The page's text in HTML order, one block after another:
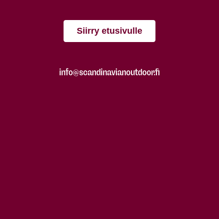
Siirry etusivulle
info@scandinavianoutdoor.fi